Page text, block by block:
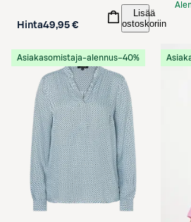
Hinta49,95 €
Lisää
ostoskoriin
Asiakasomistaja-alennus−40%